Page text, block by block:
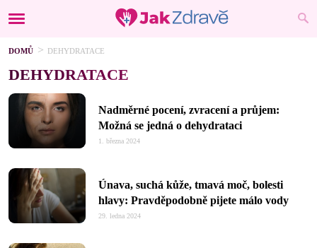
DOMŮ DEHYDRATACE
DEHYDRATACE
Nadměrné pocení, zvracení a průjem:
Možná se jedná o dehydrataci
1. března 2024
Únava, suchá kůže, tmavá moč, bolesti
hlavy: Pravděpodobně pijete málo vody
29. ledna 2024